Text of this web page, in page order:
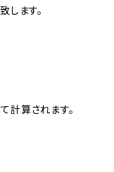
します。
計算されます。